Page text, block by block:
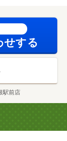
せする
駅前店